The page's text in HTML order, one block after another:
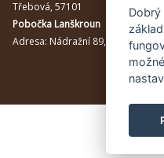
Třebová, 57101
Pobočka Lanškroun
Adresa: Nádražní 89, Lanškroun,